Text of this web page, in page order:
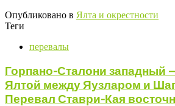
Опубликовано в Ялта и окрестности
Теги
перевалы
Горпано-Сталони западный
Ялтой между Яузларом и
Перевал Ставри-Кая